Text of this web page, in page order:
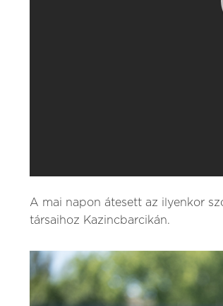
A mai napon átesett az ilyenkor
társaihoz Kazincbarcikán.